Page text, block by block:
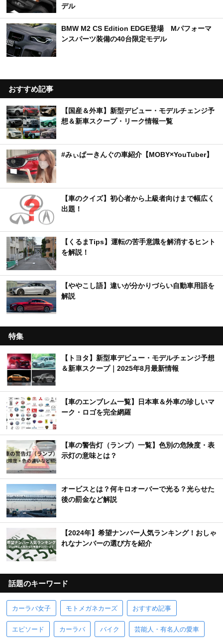
デル
BMW M2 CS Edition EDGE登場 Mパフォーマ
ンスパーツ装備の40台限定モデル
おすすめ記事
【国産＆外車】新型デビュー・モデルチェンジ予
想＆新車スクープ・リーク情報一覧
#みぃぱーきんぐの車紹介【MOBY×YouTuber】
【車のクイズ】初心者から上級者向けまで幅広く
出題！
【くるまTips】運転の苦手意識を解消するヒント
を解説！
【ややこし語】違いが分かりづらい自動車用語を
解説
特集
【トヨタ】新型車デビュー・モデルチェンジ予想
＆新車スクープ｜2025年8月最新情報
【車のエンブレム一覧】日本車＆外車の珍しいマ
ーク・ロゴを完全網羅
【車の警告灯（ランプ）一覧】色別の危険度・表
示灯の意味とは？
オービスとは？何キロオーバーで光る？光らせた
後の罰金など解説
【2024年】希望ナンバー人気ランキング！おしゃ
れなナンバーの選び方を紹介
話題のキーワード
カーラバ女子 モトメガネカーズ おすすめ記事
エピソード カーラバ バイク 芸能人・有名人の愛車